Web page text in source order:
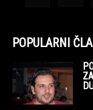
POPULARNI